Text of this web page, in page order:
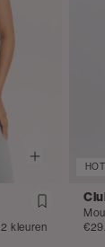
kleuren